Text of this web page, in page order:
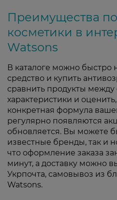
Преимущества
косметики в
Watsons
В каталоге можно быстро
средство и купить
сравнить продукты между
характеристики и
конкретная формула
регулярно появляются
обновляется. Вы можете
известные бренды, так и
что оформление заказа
минут, а доставку можно
Укрпочта, самовывоз из
Watsons.